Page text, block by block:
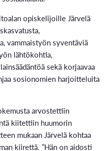
opiskelijoille Järvelä
vammaistyön syventäviä
lähtökohtia,
sekä korjaavaa
sosionomien harjoitteluita
arvostettiin
kiitettiin huumorin
mukaan Järvelä kohtaa
kiirettä. ”Hän on aidosti